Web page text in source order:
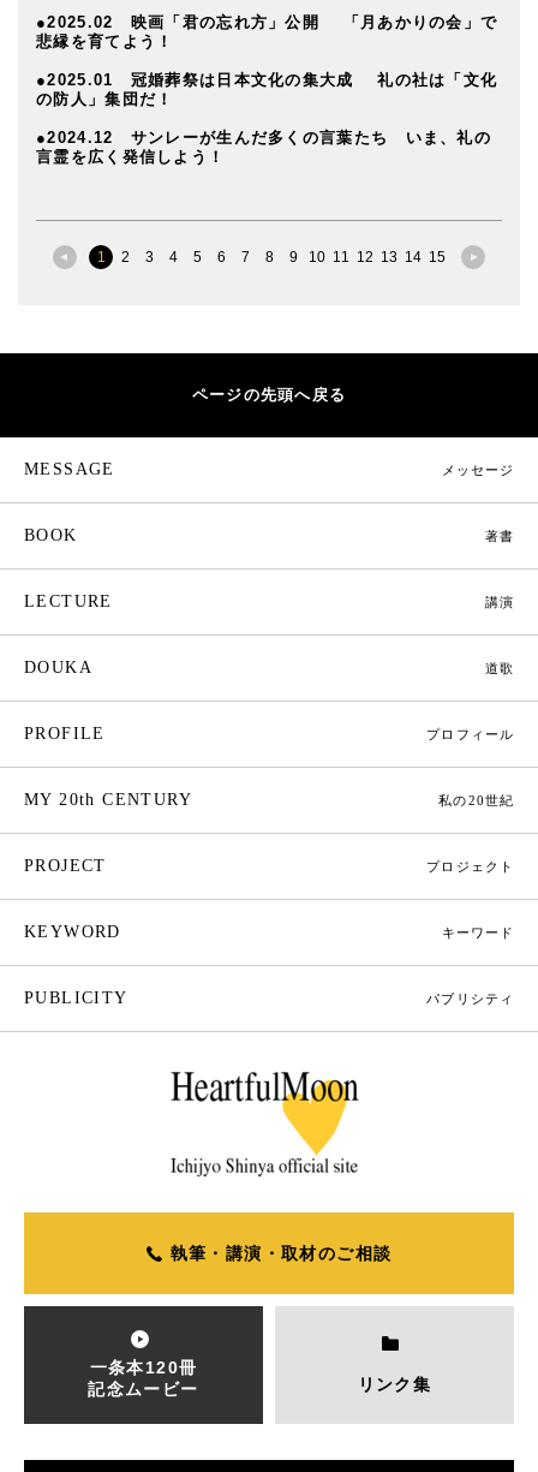
●2025.02 映画「君の忘れ方」公開 「月あかりの会」で
悲縁を育てよう！
●2025.01 冠婚葬祭は日本文化の集大成 礼の社は「文化
の防人」集団だ！
●2024.12 サンレーが生んだ多くの言葉たち いま、礼の
言霊を広く発信しよう！
1 2 3 4 5 6 7 8 9 10 11 12 13 14 15
ページの先頭へ戻る
MESSAGE メッセージ
BOOK 著書
LECTURE 講演
DOUKA 道歌
PROFILE プロフィール
MY 20th CENTURY 私の20世紀
PROJECT プロジェクト
KEYWORD キーワード
PUBLICITY パブリシティ
執筆・講演・取材のご相談
一条本120冊
記念ムービー
リンク集